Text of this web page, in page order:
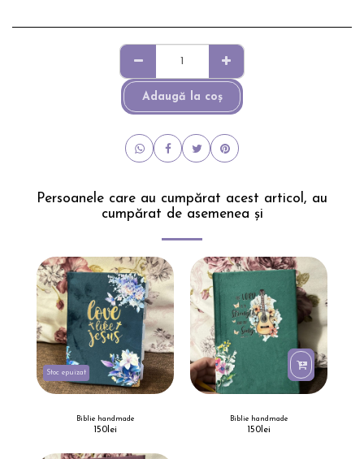
Adaugă la coş
Persoanele care au cumpărat acest articol, au
cumpărat de asemenea și
Stoc epuizat
Biblie handmade
150 lei
Biblie handmade
150 lei